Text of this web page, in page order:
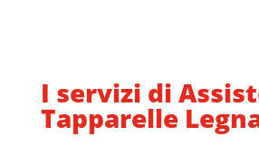
I servizi di
Tapparelle